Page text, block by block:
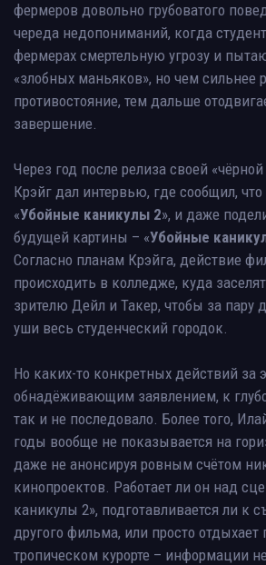
фермеров довольно грубоватого
череда недопониманий, когда
фермерах смертельную угрозу и
«злобных маньяков», но чем сильнее
противостояние, тем дальше
завершение.
Через год после релиза своей
Крэйг дал интервью, где сообщил, что
«Убойные каникулы 2», и даже
будущей картины – «Убойные
Согласно планам Крэйга, действие
происходить в колледже, куда
зрителю Дейл и Такер, чтобы за пару
уши весь студенческий городок.
Но каких-то конкретных действий за
обнадёживающим заявлением, к
так и не последовало. Более того,
годы вообще не показывается на
даже не анонсируя ровным счётом
кинопроектов. Работает ли он над
каникулы 2», подготавливается ли к
другого фильма, или просто отдыхает
тропическом курорте – информации